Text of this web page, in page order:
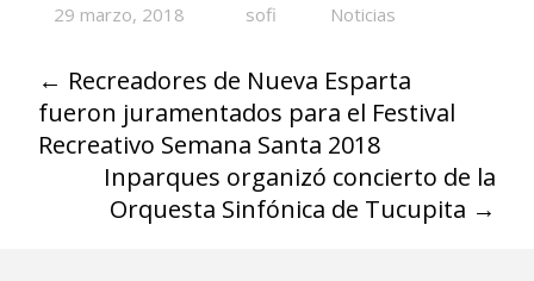
29 marzo, 2018 sofi Noticias
← Recreadores de Nueva Esparta
fueron juramentados para el Festival
Recreativo Semana Santa 2018
Inparques organizó concierto de la
Orquesta Sinfónica de Tucupita →